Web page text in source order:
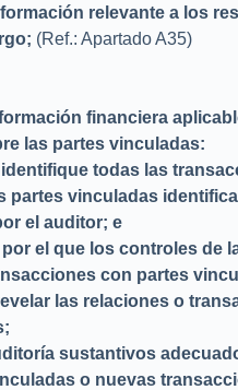
relevante a los
(Ref.: Apartado A35)
financiera
las partes vinculadas:
todas las
partes vinculadas
el auditor; e
el que los controles de
con partes
las relaciones o
sustantivos
o nuevas